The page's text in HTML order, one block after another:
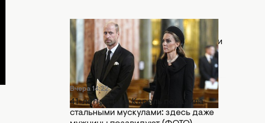
Вчера 15:55
Раскол в монархии: Кейт Миддлтон и
принц Уильям попали в громкий
скандал
Вчера 14:22
41-летняя Тина Кароль поразила
стальными мускулами: здесь даже